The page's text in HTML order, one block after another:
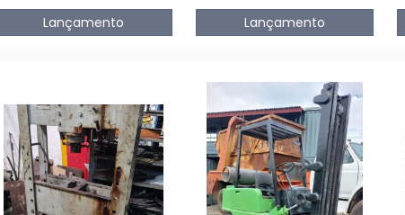
Lançamento Lançamento